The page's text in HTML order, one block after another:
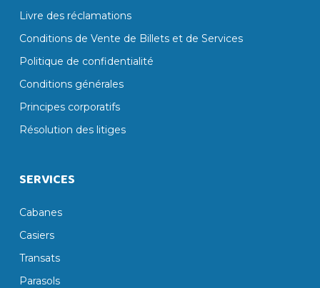
Livre des réclamations
Conditions de Vente de Billets et de Services
Politique de confidentialité
Conditions générales
Principes corporatifs
Résolution des litiges
SERVICES
Cabanes
Casiers
Transats
Parasols